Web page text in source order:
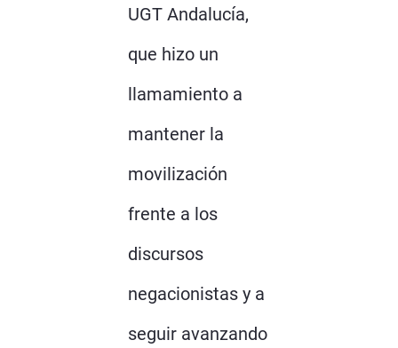
UGT Andalucía,
que hizo un
llamamiento a
mantener la
movilización
frente a los
discursos
negacionistas y a
seguir avanzando